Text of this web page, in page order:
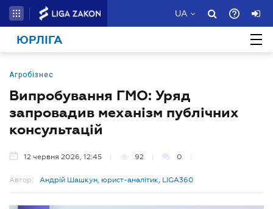
UA
ЮРЛІГА
Агробізнес
Випробування ГМО: Уряд
запровадив механізм публічних
консультацій
12 червня 2026, 12:45 92 0
Автор: Андрій Шашкун, юрист-аналітик, LIGA360